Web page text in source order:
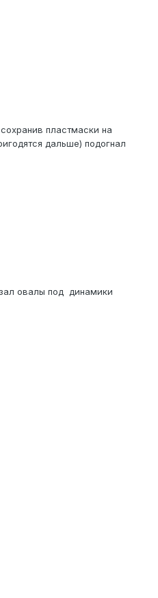
пластмаски на
дальше) подогнал
овалы под динамики